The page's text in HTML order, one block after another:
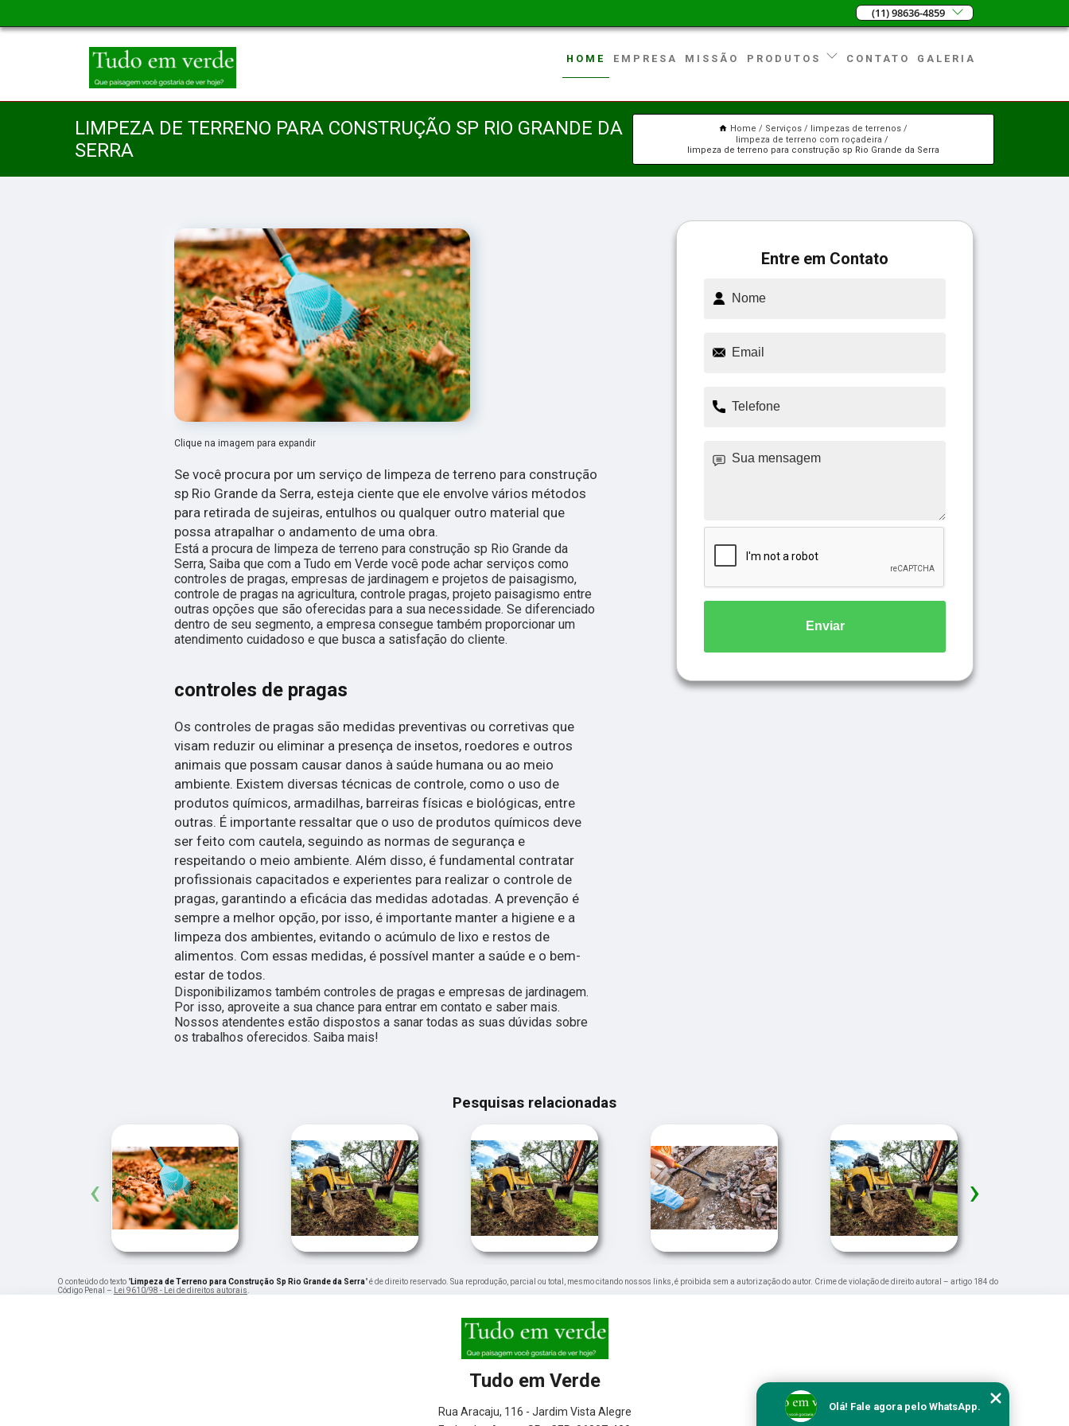
(11) 98636-4859
HOME EMPRESA MISSÃO PRODUTOS CONTATO GALERIA
LIMPEZA DE TERRENO PARA CONSTRUÇÃO SP RIO GRANDE DA
SERRA
Home Serviços
limpezas de terrenos
limpeza de terreno com roçadeira
limpeza de terreno para construção sp Rio Grande da Serra
Clique na imagem para expandir
Se você procura por um serviço de limpeza de terreno para construção
sp Rio Grande da Serra, esteja ciente que ele envolve vários métodos
para retirada de sujeiras, entulhos ou qualquer outro material que
possa atrapalhar o andamento de uma obra.
Está a procura de limpeza de terreno para construção sp Rio Grande da
Serra, Saiba que com a Tudo em Verde você pode achar serviços como
controles de pragas, empresas de jardinagem e projetos de paisagismo,
controle de pragas na agricultura, controle pragas, projeto paisagismo entre
outras opções que são oferecidas para a sua necessidade. Se diferenciado
dentro de seu segmento, a empresa consegue também proporcionar um
atendimento cuidadoso e que busca a satisfação do cliente.
controles de pragas
Os controles de pragas são medidas preventivas ou corretivas que
visam reduzir ou eliminar a presença de insetos, roedores e outros
animais que possam causar danos à saúde humana ou ao meio
ambiente. Existem diversas técnicas de controle, como o uso de
produtos químicos, armadilhas, barreiras físicas e biológicas, entre
outras. É importante ressaltar que o uso de produtos químicos deve
ser feito com cautela, seguindo as normas de segurança e
respeitando o meio ambiente. Além disso, é fundamental contratar
profissionais capacitados e experientes para realizar o controle de
pragas, garantindo a eficácia das medidas adotadas. A prevenção é
sempre a melhor opção, por isso, é importante manter a higiene e a
limpeza dos ambientes, evitando o acúmulo de lixo e restos de
alimentos. Com essas medidas, é possível manter a saúde e o bem-
estar de todos.
Disponibilizamos também controles de pragas e empresas de jardinagem.
Por isso, aproveite a sua chance para entrar em contato e saber mais.
Nossos atendentes estão dispostos a sanar todas as suas dúvidas sobre
os trabalhos oferecidos. Saiba mais!
Entre em Contato
Enviar
Pesquisas relacionadas
‹ ›
O conteúdo do texto "Limpeza de Terreno para Construção Sp Rio Grande da Serra" é de direito reservado. Sua reprodução, parcial ou total, mesmo citando nossos links, é proibida sem a autorização do autor. Crime de violação de direito autoral – artigo 184 do
Código Penal –
Lei 9610/98 - Lei de direitos autorais
Tudo em Verde
Rua Aracaju, 116 - Jardim Vista Alegre
Olá! Fale agora pelo WhatsApp.